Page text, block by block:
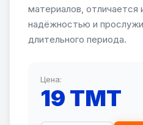
материалов, отличается
надёжностью и
длительного периода.
Цена:
19 TMT